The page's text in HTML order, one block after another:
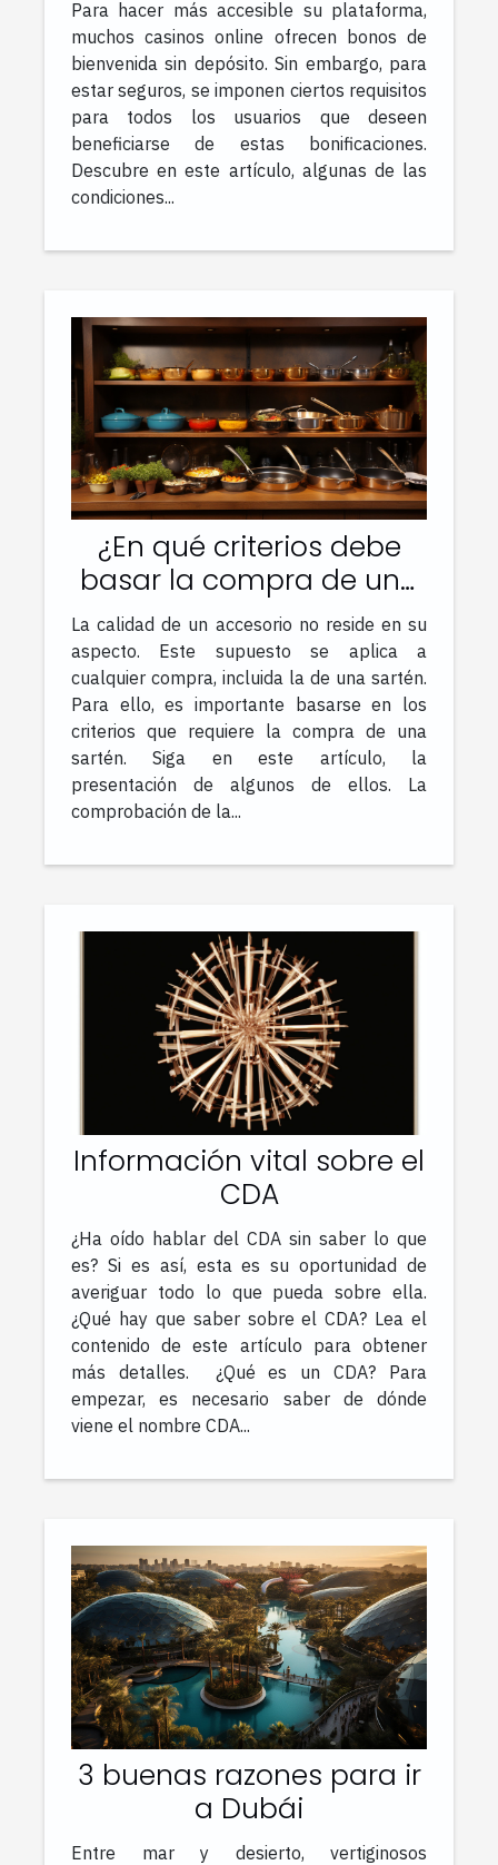
depósito?
Para hacer más accesible su plataforma,
muchos casinos online ofrecen bonos de
bienvenida sin depósito. Sin embargo, para
estar seguros, se imponen ciertos requisitos
para todos los usuarios que deseen
beneficiarse de estas bonificaciones.
Descubre en este artículo, algunas de las
condiciones...
¿En qué criterios debe
basar la compra de una
sartén?
La calidad de un accesorio no reside en su
aspecto. Este supuesto se aplica a
cualquier compra, incluida la de una sartén.
Para ello, es importante basarse en los
criterios que requiere la compra de una
sartén. Siga en este artículo, la
presentación de algunos de ellos. La
comprobación de la...
Información vital sobre el
CDA
¿Ha oído hablar del CDA sin saber lo que
es? Si es así, esta es su oportunidad de
averiguar todo lo que pueda sobre ella.
¿Qué hay que saber sobre el CDA? Lea el
contenido de este artículo para obtener
más detalles. ¿Qué es un CDA? Para
empezar, es necesario saber de dónde
viene el nombre CDA...
3 buenas razones para ir
a Dubái
Entre mar y desierto, vertiginosos